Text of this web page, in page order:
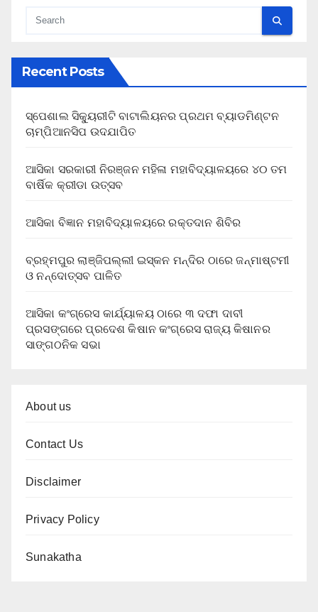
Recent Posts
ସ୍ପେଶାଲ ସିକ୍ୟୁରୀଟି ବାଟାଲିୟନର ପ୍ରଥମ ବ୍ୟାଡମିଣ୍ଟନ
ଚାମ୍ପିଆନସିପ ଉଦଯାପିତ
ଆସିକା ସରକାରୀ ନିରଞ୍ଜନ ମହିଳା ମହାବିଦ୍ୟାଳୟରେ ୪୦ ତମ
ବାର୍ଷିକ କ୍ରୀଡା ଉତ୍ସବ
ଆସିକା ବିଜ୍ଞାନ ମହାବିଦ୍ୟାଳୟରେ ରକ୍ତଦାନ ଶିବିର
ବ୍ରହ୍ମପୁର ଲାଞ୍ଜିପଲ୍ଲୀ ଇସ୍କନ ମନ୍ଦିର ଠାରେ ଜନ୍ମାଷ୍ଟମୀ
ଓ ନନ୍ଦୋତ୍ସବ ପାଳିତ
ଆସିକା କଂଗ୍ରେସ କାର୍ଯ୍ୟାଳୟ ଠାରେ ୩ ଦଫା ଦାବୀ
ପ୍ରସଙ୍ଗରେ ପ୍ରଦେଶ କିଷାନ କଂଗ୍ରେସ ରାଜ୍ୟ କିଷାନର
ସାଙ୍ଗଠନିକ ସଭା
About us
Contact Us
Disclaimer
Privacy Policy
Sunakatha